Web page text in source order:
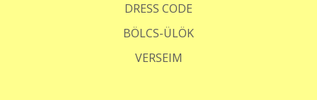
DRESS CODE
BÖLCS-ÜLÖK
VERSEIM